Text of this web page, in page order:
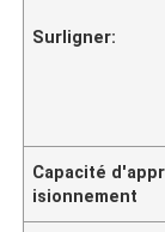
Surligner:
Capacité
isionnement